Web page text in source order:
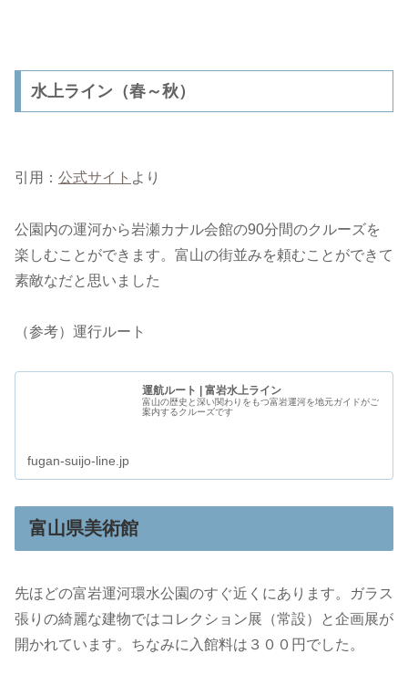
水上ライン（春～秋）
引用： 公式サイト より
公園内の運河から岩瀬カナル会館の90分間のクルーズを
楽しむことができます。富山の街並みを頼むことができて
素敵なだと思いました
（参考）運行ルート
運航ルート | 富岩水上ライン
富山の歴史と深い関わりをもつ富岩運河を地元ガイドがご
案内するクルーズです
fugan-suijo-line.jp
富山県美術館
先ほどの富岩運河環水公園のすぐ近くにあります。ガラス
張りの綺麗な建物ではコレクション展（常設）と企画展が
開かれています。ちなみに入館料は３００円でした。